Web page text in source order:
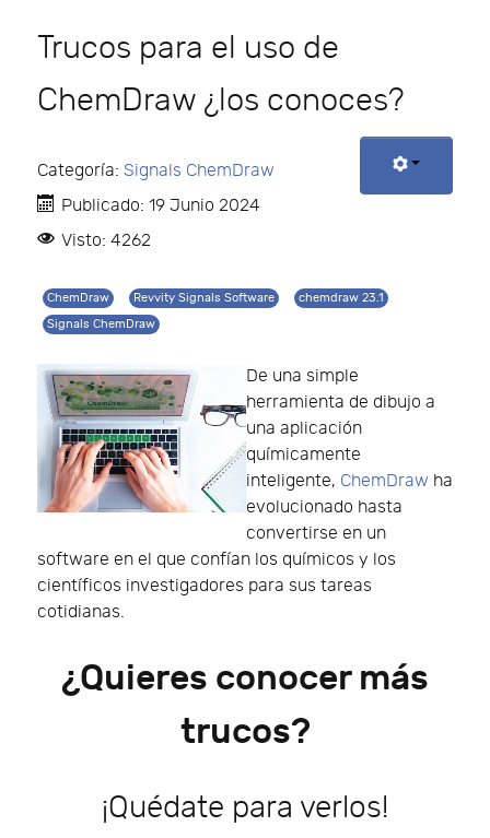
Trucos para el uso de
ChemDraw ¿los conoces?
Categoría: Signals ChemDraw
Publicado: 19 Junio 2024
Visto: 4262
ChemDraw Revvity Signals Software
chemdraw 23.1
Signals ChemDraw
De una simple
herramienta de dibujo a
una aplicación
químicamente
inteligente, ChemDraw ha
evolucionado hasta
convertirse en un
software en el que confían los químicos y los
científicos investigadores para sus tareas
cotidianas.
¿Quieres conocer más
trucos?
¡Quédate para verlos!